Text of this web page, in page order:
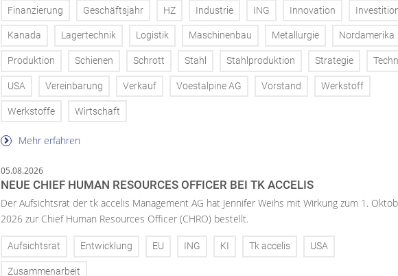
Finanzierung Geschäftsjahr HZ Industrie ING Innovation
Kanada Lagertechnik Logistik Maschinenbau Metallurgie Nordamerika
Produktion Schienen Schrott Stahl Stahlproduktion Strategie
USA Vereinbarung Verkauf Voestalpine AG Vorstand Werkstoff
Werkstoffe Wirtschaft
Mehr erfahren
05.08.2026
NEUE CHIEF HUMAN RESOURCES OFFICER BEI TK ACCELIS
Der Aufsichtsrat der tk accelis Management AG hat Jennifer Weihs mit Wirkung zum 1.
2026 zur Chief Human Resources Officer (CHRO) bestellt.
Aufsichtsrat Entwicklung EU ING KI Tk accelis USA
Zusammenarbeit